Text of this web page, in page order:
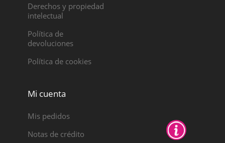
Derechos y propiedad
intelectual
Política de
devoluciones
Política de cookies
Mi cuenta
Mis pedidos
Notas de crédito